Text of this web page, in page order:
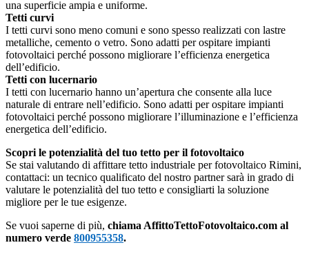
una superficie ampia e uniforme.
Tetti curvi
I tetti curvi sono meno comuni e sono spesso realizzati con lastre
metalliche, cemento o vetro. Sono adatti per ospitare impianti
fotovoltaici perché possono migliorare l’efficienza energetica
dell’edificio.
Tetti con lucernario
I tetti con lucernario hanno un’apertura che consente alla luce
naturale di entrare nell’edificio. Sono adatti per ospitare impianti
fotovoltaici perché possono migliorare l’illuminazione e l’efficienza
energetica dell’edificio.
Scopri le potenzialità del tuo tetto per il fotovoltaico
Se stai valutando di affittare tetto industriale per fotovoltaico Rimini,
contattaci: un tecnico qualificato del nostro partner sarà in grado di
valutare le potenzialità del tuo tetto e consigliarti la soluzione
migliore per le tue esigenze.
Se vuoi saperne di più, chiama AffittoTettoFotovoltaico.com al
numero verde 800955358.